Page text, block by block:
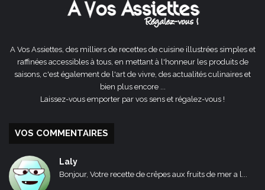
A Vos Assiettes, des milliers de recettes de cuisine illustrées simples et
raffinées accessibles à tous, en mettant à l'honneur les produits de
saisons, c'est également de l'art de vivre, des actualités culinaires et
bien plus encore ...
Laissez-vous emporter par vos sens et régalez-vous !
VOS COMMENTAIRES
Laly
Bonjour, Votre recette de crêpes aux fruits de mer a l...